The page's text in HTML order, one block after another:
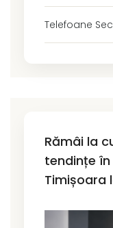
Telefoane
Rămâi la
tendințe
Timișoara